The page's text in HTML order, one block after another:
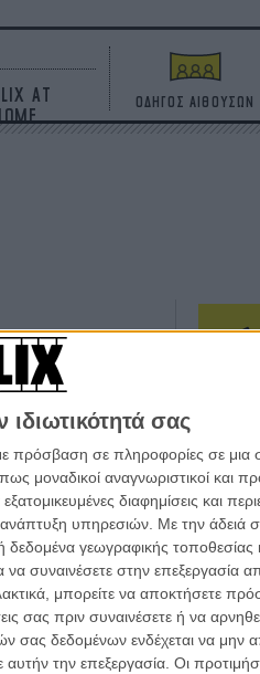
ιδιωτικότητά σας
πρόσβαση σε πληροφορίες σε
μοναδικοί αναγνωριστικοί και
διαφημίσεις και
ανάπτυξη υπηρεσιών. Με την άδειά
δεδομένα γεωγραφικής τοποθεσίας
συναινέσετε στην επεξεργασία
μπορείτε να αποκτήσετε
σας πριν συναινέσετε ή να
δεδομένων ενδέχεται να μην
την επεξεργασία. Οι
AT
ΟΔΗΓΟΣ ΑΙΘΟΥΣΩΝ
Βιμ
Η
σε